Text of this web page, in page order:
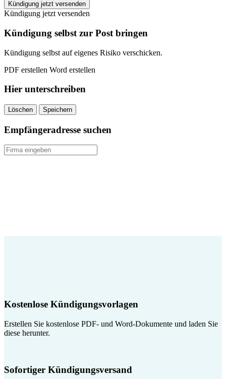
Fitklusiv
Saarbrücken
kündigen
quantity
Kündigung jetzt versenden
Kündigung jetzt versenden
Kündigung selbst zur Post bringen
Kündigung selbst auf eigenes Risiko verschicken.
PDF erstellen Word erstellen
Hier unterschreiben
Löschen Speichern
Empfängeradresse suchen
Kostenlose Kündigungsvorlagen
Erstellen Sie kostenlose PDF- und Word-Dokumente und laden Sie
diese herunter.
Sofortiger Kündigungsversand